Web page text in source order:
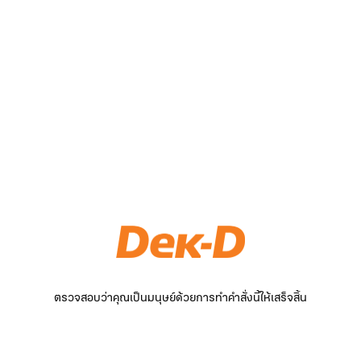
ตรวจสอบว่าคุณเป็นมนุษย์ด้วยการทำคำสั่งนี้ให้เสร็จสิ้น